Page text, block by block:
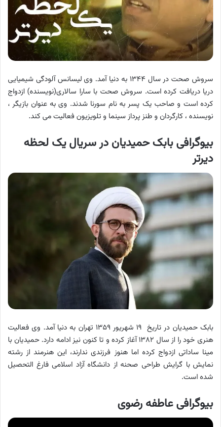
سروش صحت در سال ۱۳۴۴ به دنیا آمد. وی لیسانس آلودگی شیمیایی
دریا دریافت کرده است. سروش صحت با سارا سالاری(نویسنده) ازدواج
کرده است و صاحب یک پسر به نام سورنا شدند. وی به عنوان بازیگر ،
نویسنده ، کارگردان و طنز پرداز سینما و تلویزیون فعالیت می کند.
بیوگرافی بابک حمیدیان در سریال یک لحظه
دیرتر
بابک حمیدیان در تاریخ ۱۹ شهریور ۱۳۵۹ تهران به دنیا آمد. وی فعالیت
هنری خود را از سال ۱۳۸۲ آغاز کرده و تا کنون نیز ادامه دارد. حمیدیان با
مینا ساداتی ازدواج کرده اما هنوز فرزندی ندارند، این هنرمند از رشته
نمایش با گرایش طراحی صحنه از دانشگاه آزاد اسلامی فارغ التحصیل
شده است.
بیوگرافی عاطفه رضوی